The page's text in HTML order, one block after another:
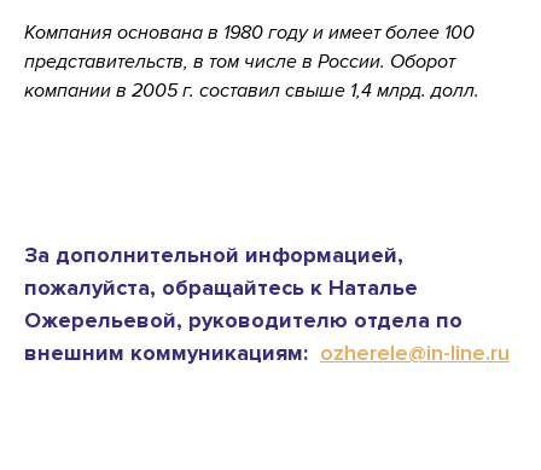
Компания основана в 1980 году и имеет более 100
представительств, в том числе в России. Оборот
компании в 2005 г. составил свыше 1,4 млрд. долл.
За дополнительной информацией,
пожалуйста, обращайтесь к Наталье
Ожерельевой, руководителю отдела по
внешним коммуникациям: ozherele@in-line.ru